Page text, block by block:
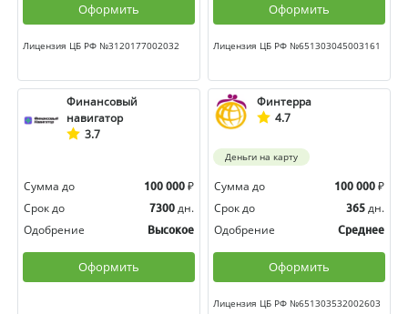
Оформить
Лицензия ЦБ РФ №3120177002032
Оформить
Лицензия ЦБ РФ №651303045003161
Финансовый
навигатор
3.7
Сумма до 100 000 ₽
Срок до
7300 дн.
Одобрение
Высокое
Оформить
Финтерра
4.7
Деньги на карту
Сумма до 100 000 ₽
Срок до
365 дн.
Одобрение
Среднее
Оформить
Лицензия ЦБ РФ №651303532002603